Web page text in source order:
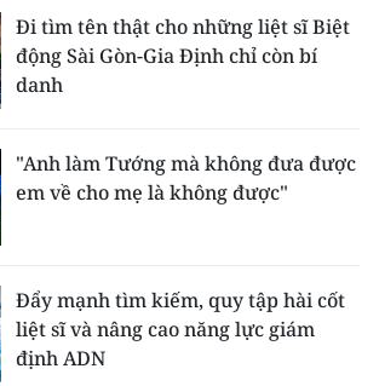
Đi tìm tên thật cho những liệt sĩ Biệt
động Sài Gòn-Gia Định chỉ còn bí
danh
"Anh làm Tướng mà không đưa được
em về cho mẹ là không được"
Đẩy mạnh tìm kiếm, quy tập hài cốt
liệt sĩ và nâng cao năng lực giám
định ADN